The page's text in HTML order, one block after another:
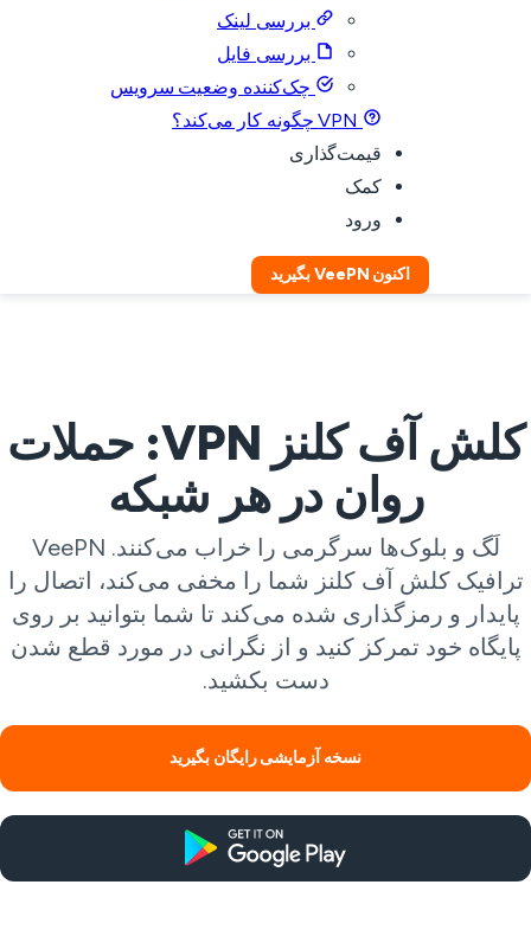
بررسی لینک
بررسی فایل
چک‌کننده وضعیت سرویس
VPN چگونه کار می‌کند؟
قیمت‌گذاری
کمک
ورود
اکنون VeePN بگیرید
کلش آف کلنز VPN: حملات
روان در هر شبکه
لَگ و بلوک‌ها سرگرمی را خراب می‌کنند. VeePN
کلش آف کلنز شما را مخفی می‌کند، اتصال را
پایدار و رمزگذاری شده می‌کند تا شما بتوانید بر روی
خود تمرکز کنید و از نگرانی در مورد قطع شدن
دست بکشید.
نسخه آزمایشی رایگان بگیرید